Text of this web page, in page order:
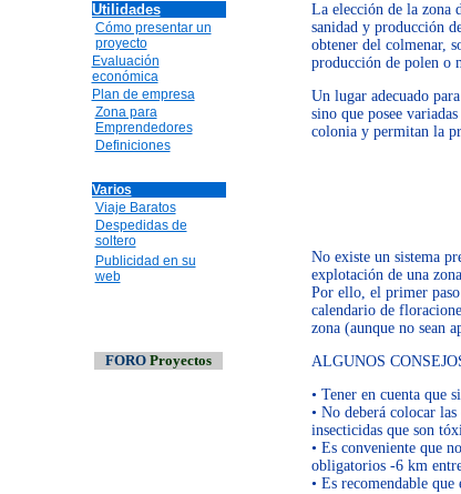
Utilidades
Cómo presentar un
proyecto
Evaluación
económica
Plan de empresa
Zona para
Emprendedores
Definiciones
Varios
Viaje Baratos
Despedidas de
soltero
Publicidad en su
web
FORO Proyectos
La elección de la zona
sanidad y producción
obtener del colmenar,
producción de polen o
Un lugar adecuado
sino que posee
colonia y permitan la
No existe un sistema
explotación de una
Por ello, el primer
calendario de
zona (aunque no sean
ALGUNOS
• Tener en cuenta que
• No deberá colocar
insecticidas que son
• Es conveniente que
obligatorios -6 km
• Es recomendable